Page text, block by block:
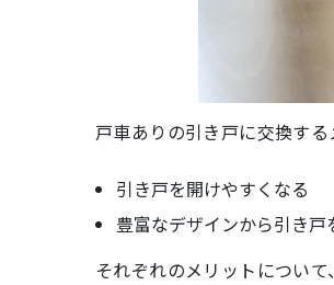
戸車ありの引き戸に交換する
引き戸を開けやすくなる
豊富なデザインから引き戸
それぞれのメリットについて